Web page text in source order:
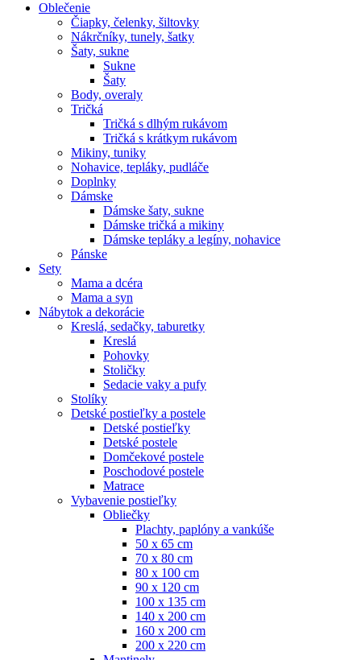
Oblečenie
Čiapky, čelenky, šiltovky
Nákrčníky, tunely, šatky
Šaty, sukne
Sukne
Šaty
Body, overaly
Tričká
Tričká s dlhým rukávom
Tričká s krátkym rukávom
Mikiny, tuniky
Nohavice, tepláky, pudláče
Doplnky
Dámske
Dámske šaty, sukne
Dámske tričká a mikiny
Dámske tepláky a legíny, nohavice
Pánske
Sety
Mama a dcéra
Mama a syn
Nábytok a dekorácie
Kreslá, sedačky, taburetky
Kreslá
Pohovky
Stoličky
Sedacie vaky a pufy
Stolíky
Detské postieľky a postele
Detské postieľky
Detské postele
Domčekové postele
Poschodové postele
Matrace
Vybavenie postieľky
Obliečky
Plachty, paplóny a vankúše
50 x 65 cm
70 x 80 cm
80 x 100 cm
90 x 120 cm
100 x 135 cm
140 x 200 cm
160 x 200 cm
200 x 220 cm